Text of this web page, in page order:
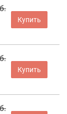
Купить
Купить